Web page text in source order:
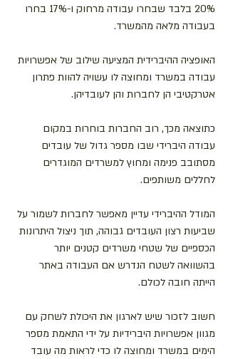
20% בלבד שבחרו עבודה מרחוק ו-17% בחרו
בעבודה מלאה מהמשרד.
האופציה ההיברידית המציעה שילוב של אפשרויות
עבודה במשרד ומחוצה לו עשויה להוות פתרון
אטרקטיבי הן לחברות והן לעובדיהן.
כתוצאה מכך, רוב החברות בוחרות במקום
עבודה היברידי שבו מספר גדול של עובדים
מסתובב פנימה ומחוץ למשרדים המוגדרים
לחללים משותפים.
המודל ההיברידי עדיין מאפשר לחברות לשמור על
שביעות רצון העובדים גבוהה, תוך ניצול היתרונות
הכספיים של שטחי משרדים קטנים יותר
בהשוואה לשטח הנדרש אם העבודה באתר
הייתה חובה לכולם.
חשוב לזכור שיש לארגון את היכולת לשחק עם
מגוון אפשרויות היברידיות על ידי התאמת מספר
הימים במשרד ומחוצה לו כדי לראות מה עובד